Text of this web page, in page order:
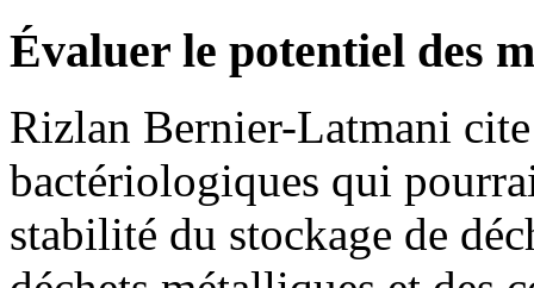
Évaluer le potentiel des
Rizlan Bernier-Latmani
bactériologiques qui
stabilité du stockage de